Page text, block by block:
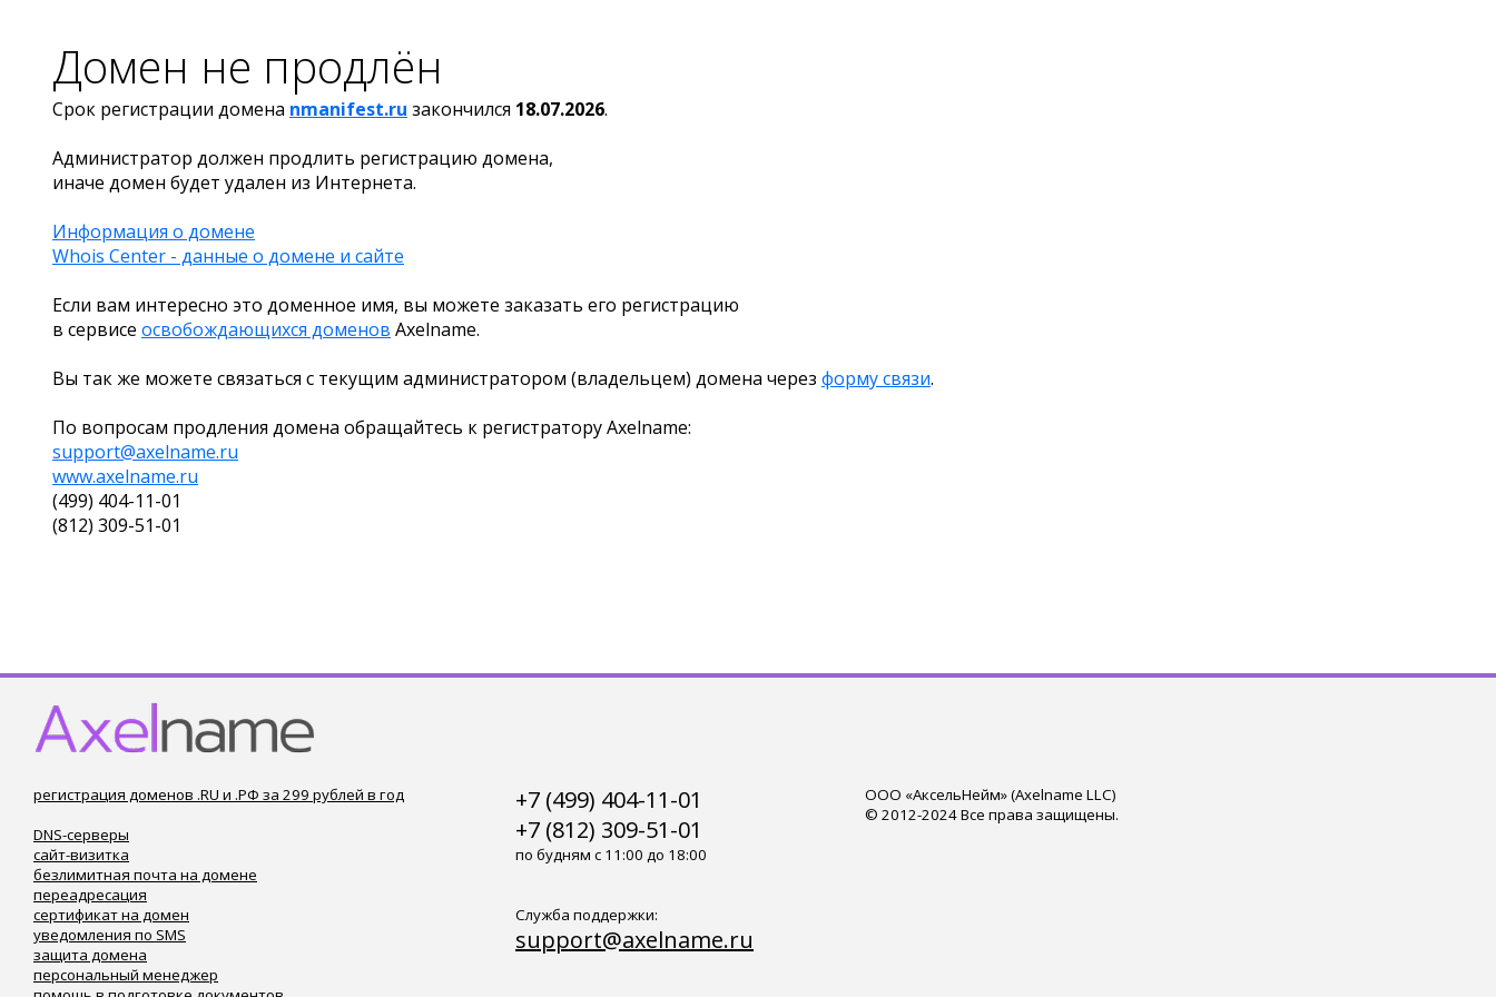
Домен не продлён
Срок регистрации домена nmanifest.ru закончился 18.07.2026.
Администратор должен продлить регистрацию домена,
иначе домен будет удален из Интернета.
Информация о домене
Whois Center - данные о домене и сайте
Если вам интересно это доменное имя, вы можете заказать его регистрацию
в сервисе освобождающихся доменов Axelname.
Вы так же можете связаться с текущим администратором (владельцем) домена через форму связи.
По вопросам продления домена обращайтесь к регистратору Axelname:
support@axelname.ru
www.axelname.ru
(499) 404-11-01
(812) 309-51-01
регистрация доменов .RU и .РФ за 299 рублей в год
DNS-серверы
сайт-визитка
безлимитная почта на домене
переадресация
сертификат на домен
уведомления по SMS
защита домена
персональный менеджер
+7 (499) 404-11-01
+7 (812) 309-51-01
по будням с 11:00 до 18:00
Служба поддержки:
support@axelname.ru
ООО «АксельНейм» (Axelname LLC)
© 2012-2024 Все права защищены.